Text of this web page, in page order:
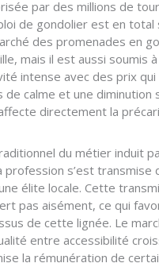
par des millions de
de gondolier est en total
des promenades en
mais il est aussi soumis
intense avec des prix
de calme et une
directement la
du métier induit
profession s’est
élite locale. Cette
pas aisément, ce qui
de cette lignée. Le
entre accessibilité
la rémunération de